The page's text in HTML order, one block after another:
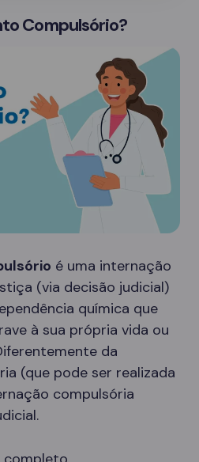
Compulsório?
é uma internação
(via decisão judicial)
química que
à sua própria vida ou
da
(que pode ser realizada
compulsória